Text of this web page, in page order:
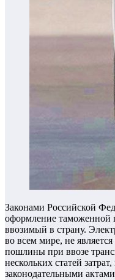
Законами Российской
оформление таможенной
ввозимый в страну.
во всем мире, не
пошлины при ввозе
нескольких статей
законодательными